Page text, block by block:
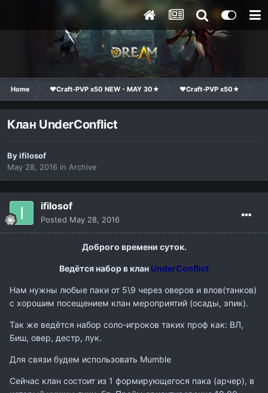
Home ❤Craft-PVP x50 NEW - MAY 30★ ❤Craft-PVP x50★
Клан UnderConflict
Byifilosof
May 28, 2016 in Archive
ifilosof
Posted May 28, 2016
Доброго времени суток.
Ведётся набор в клан UnderConflict
Нам нужны любые паки от 5\9 через оверов и влов(танков)
с хорошим посещением клан мероприятий (осады, эпик).
Так же ведётся набор соло-игроков таких проф как: ВЛ,
Биш, овер, дестр, лук.
Для связи будем использовать Mumble
Сейчас клан состоит из 1 формирующегося пака (арчер), в